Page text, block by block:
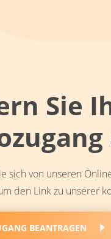
Sie
sich von unseren
den Link zu unserer
BEANTRAGEN